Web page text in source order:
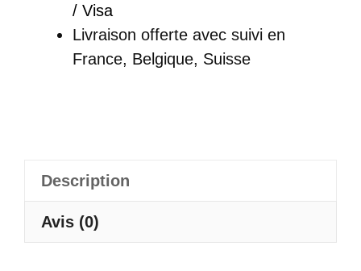
Boutons
Traditionnels
/ Visa
Livraison offerte avec suivi en
France, Belgique, Suisse
Description
Avis (0)